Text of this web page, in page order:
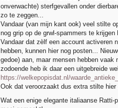
onverwachte) sterfgevallen onder
zo te zeggen...
Vandaar (van mijn kant ook) veel stilte
nog grip op de grwl-spammers te
Vandaar dat zèlf een account activeren
hebben, kunnen hier nog posten...
gedoe) aan, maar mensen hebben
zodoende heb ik daar een uitgebreide
https://welkepopisdat.nl/
Ook dat veroorzaakt dus extra stilte hier
Wat een enige elegante italiaanse